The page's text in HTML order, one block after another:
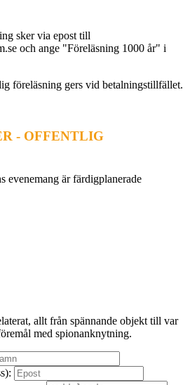
sker via epost till
och ange "Föreläsning 1000 år" i
föreläsning gers vid betalningstillfället.
- OFFENTLIG
evenemang är färdigplanerade
allt från spännande objekt till var
med spionanknytning.